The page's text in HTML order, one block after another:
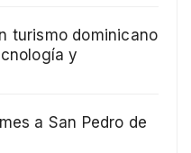
turismo dominicano
y
a San Pedro de